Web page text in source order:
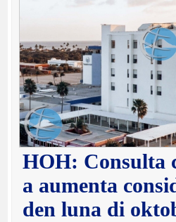
HOH: Consulta
a aumenta
den luna di